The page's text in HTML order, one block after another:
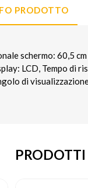
PRODOTTO
schermo: 60,5
LCD, Tempo di
di
PRODOTTI